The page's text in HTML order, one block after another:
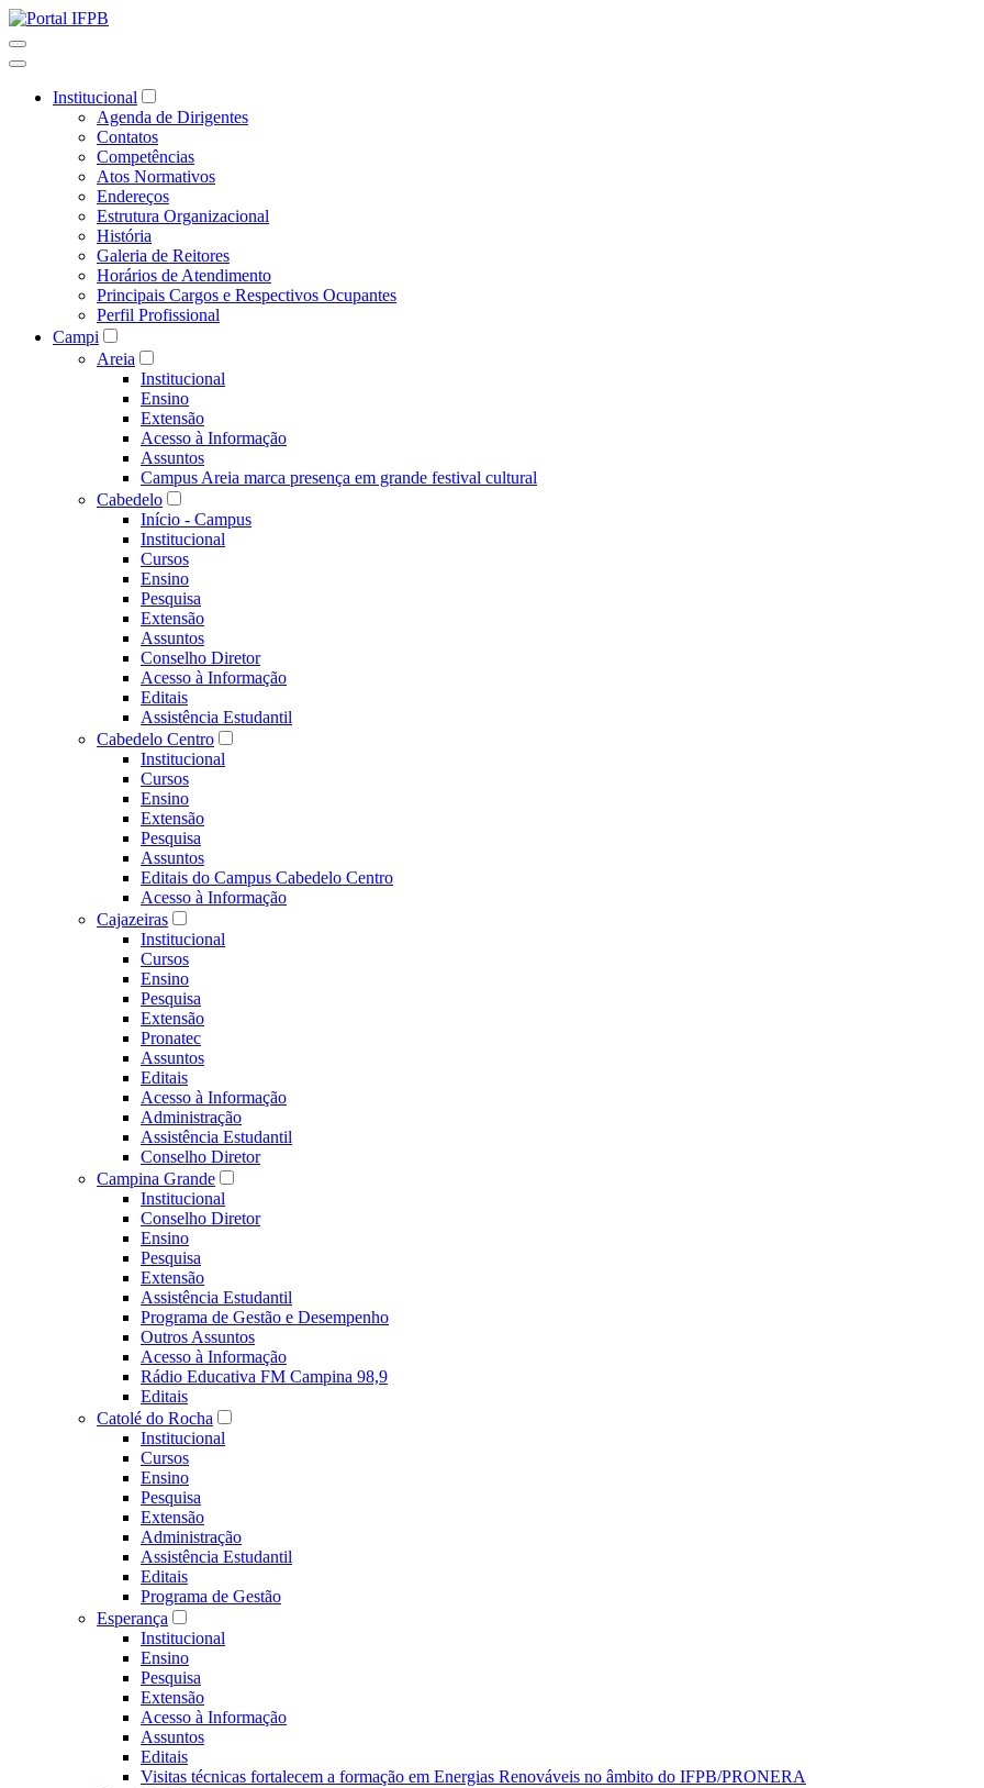
Institucional
Agenda de Dirigentes
Contatos
Competências
Atos Normativos
Endereços
Estrutura Organizacional
História
Galeria de Reitores
Horários de Atendimento
Principais Cargos e Respectivos Ocupantes
Perfil Profissional
Campi
Areia
Institucional
Ensino
Extensão
Acesso à Informação
Assuntos
Campus Areia marca presença em grande festival cultural
Cabedelo
Início - Campus
Institucional
Cursos
Ensino
Pesquisa
Extensão
Assuntos
Conselho Diretor
Acesso à Informação
Editais
Assistência Estudantil
Cabedelo Centro
Institucional
Cursos
Ensino
Extensão
Pesquisa
Assuntos
Editais do Campus Cabedelo Centro
Acesso à Informação
Cajazeiras
Institucional
Cursos
Ensino
Pesquisa
Extensão
Pronatec
Assuntos
Editais
Acesso à Informação
Administração
Assistência Estudantil
Conselho Diretor
Campina Grande
Institucional
Conselho Diretor
Ensino
Pesquisa
Extensão
Assistência Estudantil
Programa de Gestão e Desempenho
Outros Assuntos
Acesso à Informação
Rádio Educativa FM Campina 98,9
Editais
Catolé do Rocha
Institucional
Cursos
Ensino
Pesquisa
Extensão
Administração
Assistência Estudantil
Editais
Programa de Gestão
Esperança
Institucional
Ensino
Pesquisa
Extensão
Acesso à Informação
Assuntos
Editais
Visitas técnicas fortalecem a formação em Energias Renováveis no âmbito do IFPB/PRONERA